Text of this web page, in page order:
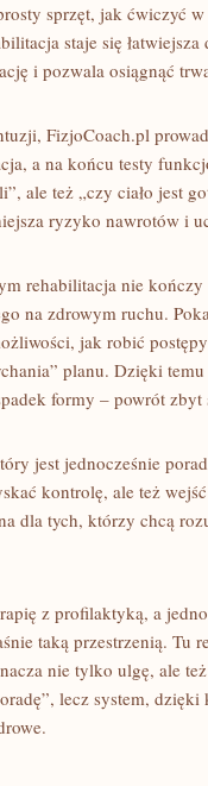
sprzęt, jak ćwiczyć
staje się
i pozwala osiągnąć
FizjoCoach.pl
a na końcu testy
ale też „czy ciało jest
ryzyko nawrotów i
rehabilitacja nie kończy
na zdrowym ruchu.
jak robić
planu. Dzięki
formy – powrót
jest jednocześnie
kontrolę, ale też
dla tych, którzy chcą
z profilaktyką, a
taką przestrzenią. Tu
nie tylko ulgę, ale
lecz system,